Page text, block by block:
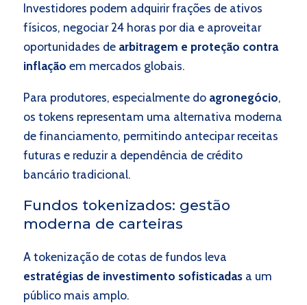
Investidores podem adquirir frações de ativos
físicos, negociar 24 horas por dia e aproveitar
oportunidades de arbitragem e proteção contra
inflação em mercados globais.
Para produtores, especialmente do agronegócio,
os tokens representam uma alternativa moderna
de financiamento, permitindo antecipar receitas
futuras e reduzir a dependência de crédito
bancário tradicional.
Fundos tokenizados: gestão
moderna de carteiras
A tokenização de cotas de fundos leva
estratégias de investimento sofisticadasa um
público mais amplo.